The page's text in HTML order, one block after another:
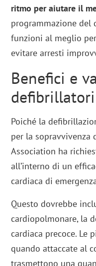
ritmo per aiutare il
programmazione
funzioni al meglio
evitare arresti
Benefici e
defibrillatori
Poiché la
per la sopravvivenza
Association ha
all’interno di un
cardiaca di
Questo dovrebbe
cardiopolmonare, la
cardiaca precoce. Le
quando attaccate al
trasmettono una